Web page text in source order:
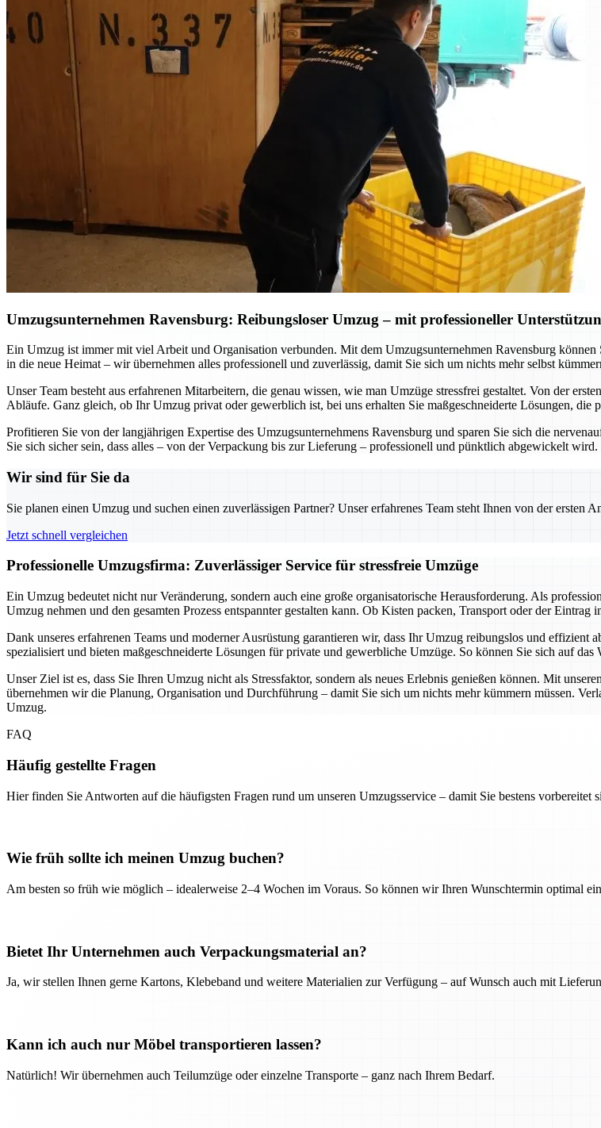
Umzugsunternehmen Ravensburg: Reibungsloser Umzug – mit professioneller
Ein Umzug ist immer mit viel Arbeit und Organisation verbunden. Mit dem Umzugsunternehmen Ravensburg
in die neue Heimat – wir übernehmen alles professionell und zuverlässig, damit Sie sich um nichts mehr selbst
Unser Team besteht aus erfahrenen Mitarbeitern, die genau wissen, wie man Umzüge stressfrei gestaltet. Von der
Abläufe. Ganz gleich, ob Ihr Umzug privat oder gewerblich ist, bei uns erhalten Sie maßgeschneiderte Lösungen, die
Profitieren Sie von der langjährigen Expertise des Umzugsunternehmens Ravensburg und sparen Sie sich die
Sie sich sicher sein, dass alles – von der Verpackung bis zur Lieferung – professionell und pünktlich abgewickelt
Wir sind für Sie da
Sie planen einen Umzug und suchen einen zuverlässigen Partner? Unser erfahrenes Team steht Ihnen von der
Jetzt schnell vergleichen
Professionelle Umzugsfirma: Zuverlässiger Service für stressfreie Umzüge
Ein Umzug bedeutet nicht nur Veränderung, sondern auch eine große organisatorische Herausforderung. Als
Umzug nehmen und den gesamten Prozess entspannter gestalten kann. Ob Kisten packen, Transport oder der
Dank unseres erfahrenen Teams und moderner Ausrüstung garantieren wir, dass Ihr Umzug reibungslos und
spezialisiert und bieten maßgeschneiderte Lösungen für private und gewerbliche Umzüge. So können Sie sich auf
Unser Ziel ist es, dass Sie Ihren Umzug nicht als Stressfaktor, sondern als neues Erlebnis genießen können. Mit
übernehmen wir die Planung, Organisation und Durchführung – damit Sie sich um nichts mehr kümmern müssen.
Umzug.
FAQ
Häufig gestellte Fragen
Hier finden Sie Antworten auf die häufigsten Fragen rund um unseren Umzugsservice – damit Sie bestens vorbereitet
Wie früh sollte ich meinen Umzug buchen?
Am besten so früh wie möglich – idealerweise 2–4 Wochen im Voraus. So können wir Ihren Wunschtermin optimal
Bietet Ihr Unternehmen auch Verpackungsmaterial an?
Ja, wir stellen Ihnen gerne Kartons, Klebeband und weitere Materialien zur Verfügung – auf Wunsch auch mit
Kann ich auch nur Möbel transportieren lassen?
Natürlich! Wir übernehmen auch Teilumzüge oder einzelne Transporte – ganz nach Ihrem Bedarf.